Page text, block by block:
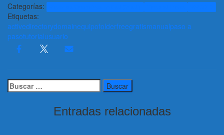
Categorías:
Etiquetas:
activedirectorydomainequipofolderfreegratismanualpaso a
pasotutorialusuario
Buscar:
Entradas relacionadas